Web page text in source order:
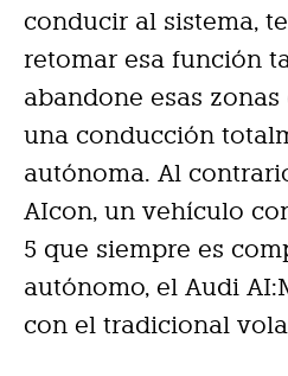
conducir al sistema,
retomar esa función
abandone esas
una conducción
autónoma. Al
AIcon, un vehículo
5 que siempre es
autónomo, el Audi
con el tradicional